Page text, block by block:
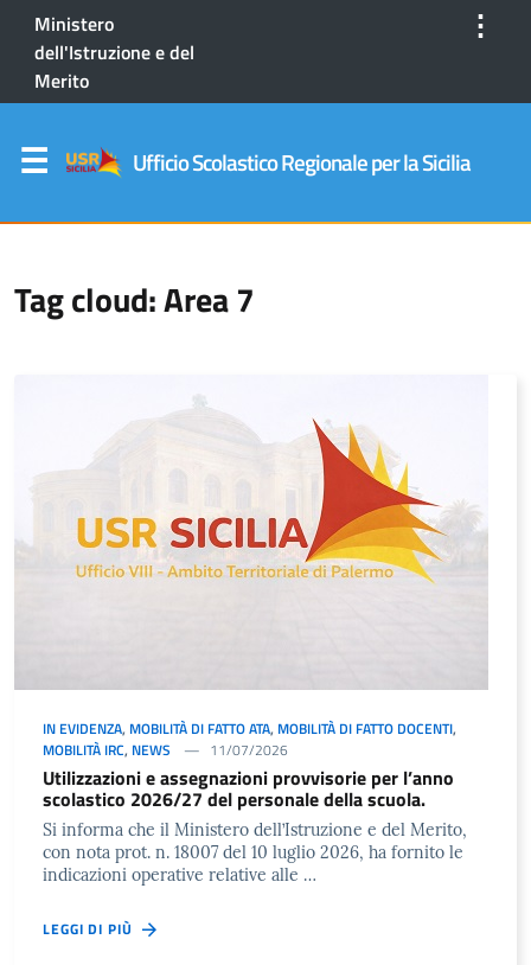
Ministero
dell'Istruzione e del
Merito
⋮
Ufficio Scolastico Regionale per la Sicilia
Tag cloud: Area 7
IN EVIDENZA, MOBILITÀ DI FATTO ATA, MOBILITÀ DI FATTO DOCENTI,
MOBILITÀ IRC, NEWS 11/07/2026
Utilizzazioni e assegnazioni provvisorie per l’anno
scolastico 2026/27 del personale della scuola.
Si informa che il Ministero dell’Istruzione e del Merito,
con nota prot. n. 18007 del 10 luglio 2026, ha fornito le
indicazioni operative relative alle …
LEGGI DI PIÙ